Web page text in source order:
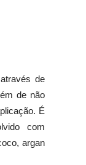
de
de não
É
com
argan